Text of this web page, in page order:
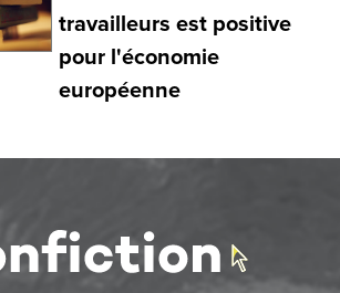
travailleurs est positive
pour l'économie
européenne